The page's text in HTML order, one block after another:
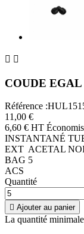
 
COUDE
Référence
11,00 €
6,60 € HT
INSTANTANÉ
EXT ACETAL
BAG 5
ACS
Quantité
 Ajouter au panier
La quantité